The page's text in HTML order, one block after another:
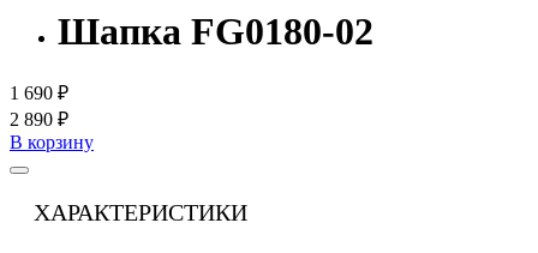
Шапка FG0180-02
1 690 ₽
2 890 ₽
В корзину
ХАРАКТЕРИСТИКИ